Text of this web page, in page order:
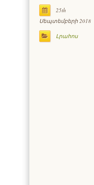
25th
Սեպտեմբերի 2018
Լրահոս